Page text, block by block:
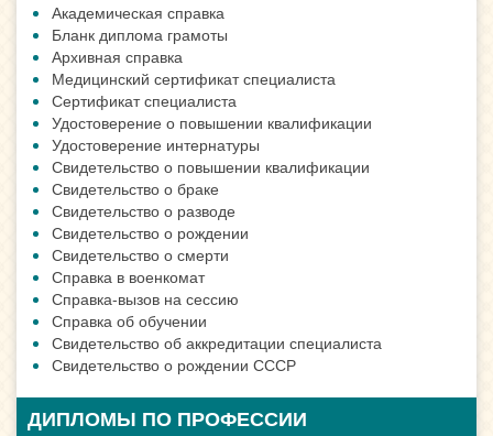
Академическая справка
Бланк диплома грамоты
Архивная справка
Медицинский сертификат специалиста
Сертификат специалиста
Удостоверение о повышении квалификации
Удостоверение интернатуры
Свидетельство о повышении квалификации
Свидетельство о браке
Свидетельство о разводе
Свидетельство о рождении
Свидетельство о смерти
Справка в военкомат
Справка-вызов на сессию
Справка об обучении
Свидетельство об аккредитации специалиста
Свидетельство о рождении СССР
ДИПЛОМЫ ПО ПРОФЕССИИ